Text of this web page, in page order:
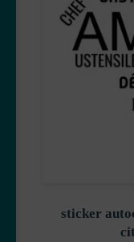
sticker